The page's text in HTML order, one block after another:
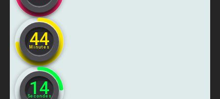
44
Minutes
13
Secondes